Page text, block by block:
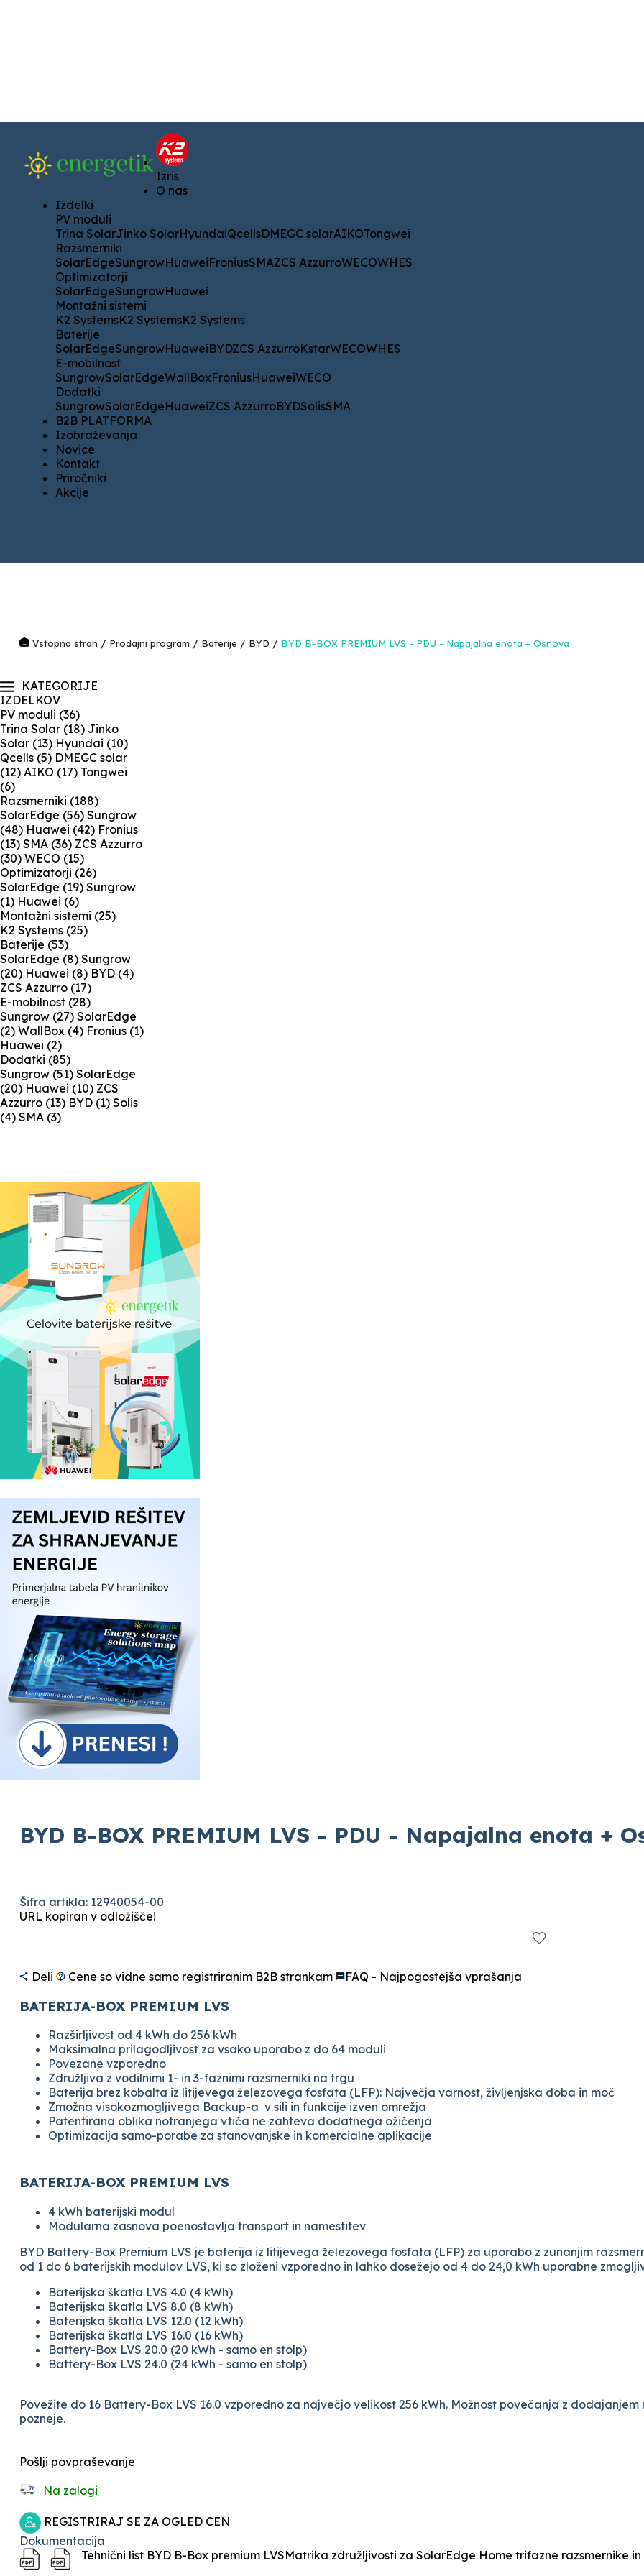
Izris
O nas
Izdelki
PV moduli
Trina SolarJinko SolarHyundaiQcellsDMEGC solarAIKOTongwei
Razsmerniki
SolarEdgeSungrowHuaweiFroniusSMAZCS AzzurroWECOWHES
Optimizatorji
SolarEdgeSungrowHuawei
Montažni sistemi
K2 SystemsK2 SystemsK2 Systems
Baterije
SolarEdgeSungrowHuaweiBYDZCS AzzurroKstarWECOWHES
E-mobilnost
SungrowSolarEdgeWallBoxFroniusHuaweiWECO
Dodatki
SungrowSolarEdgeHuaweiZCS AzzurroBYDSolisSMA
B2B PLATFORMA
Izobraževanja
Novice
Kontakt
Priročniki
Akcije
Izris
O nas
PV moduli
Trina SolarJinko Solar
Razsmerniki
SolarEdgeSungrow
Optimizatorji
SolarEdgeSungrow
Montažni sistemi
K2 SystemsK2 Systems
Baterije
SolarEdgeSungrow
E-mobilnost
SungrowSolarEdge
Dodatki
SungrowSolarEdge
B2B PLATFORMA
Izobraževanja
Novice
Kontakt
Priročniki
Akcije
Vstopna stran / Prodajni program / Baterije / BYD / BYD B-BOX PREMIUM LVS - PDU - Napajalna enota + Osnova
KATEGORIJE
IZDELKOV
PV moduli (36)
Trina Solar (18) Jinko
Solar (13) Hyundai (10)
Qcells (5) DMEGC solar
(12) AIKO (17) Tongwei
(6)
Razsmerniki (188)
SolarEdge (56) Sungrow
(48) Huawei (42) Fronius
(13) SMA (36) ZCS Azzurro
(30) WECO (15)
Optimizatorji (26)
SolarEdge (19) Sungrow
(1) Huawei (6)
Montažni sistemi (25)
K2 Systems (25)
Baterije (53)
SolarEdge (8) Sungrow
(20) Huawei (8) BYD (4)
ZCS Azzurro (17)
E-mobilnost (28)
Sungrow (27) SolarEdge
(2) WallBox (4) Fronius (1)
Huawei (2)
Dodatki (85)
Sungrow (51) SolarEdge
(20) Huawei (10) ZCS
Azzurro (13) BYD (1) Solis
(4) SMA (3)
BYD B-BOX PREMIUM LVS - PDU - Napajalna enota +
Šifra artikla: 12940054-00
URL kopiran v odložišče!
Deli Cene so vidne samo registriranim B2B strankam FAQ - Najpogostejša vprašanja
BATERIJA-BOX PREMIUM LVS
Razširljivost od 4 kWh do 256 kWh
Maksimalna prilagodljivost za vsako uporabo z do 64 moduli
Povezane vzporedno
Združljiva z vodilnimi 1- in 3-faznimi razsmerniki na trgu
Baterija brez kobalta iz litijevega železovega fosfata (LFP): Največja varnost, življenjska doba in moč
Zmožna visokozmogljivega Backup-a v sili in funkcije izven omrežja
Patentirana oblika notranjega vtiča ne zahteva dodatnega ožičenja
Optimizacija samo-porabe za stanovanjske in komercialne aplikacije
BATERIJA-BOX PREMIUM LVS
4 kWh baterijski modul
Modularna zasnova poenostavlja transport in namestitev
BYD Battery-Box Premium LVS je baterija iz litijevega železovega fosfata (LFP) za uporabo z zunanjim
od 1 do 6 baterijskih modulov LVS, ki so zloženi vzporedno in lahko dosežejo od 4 do 24,0 kWh uporabne
Baterijska škatla LVS 4.0 (4 kWh)
Baterijska škatla LVS 8.0 (8 kWh)
Baterijska škatla LVS 12.0 (12 kWh)
Baterijska škatla LVS 16.0 (16 kWh)
Battery-Box LVS 20.0 (20 kWh - samo en stolp)
Battery-Box LVS 24.0 (24 kWh - samo en stolp)
Povežite do 16 Battery-Box LVS 16.0 vzporedno za največjo velikost 256 kWh. Možnost povečanja z
pozneje.
Pošlji povpraševanje
Na zalogi
REGISTRIRAJ SE ZA OGLED CEN
Dokumentacija
Tehnični list BYD B-Box premium LVSMatrika združljivosti za SolarEdge Home trifazne razsmernike